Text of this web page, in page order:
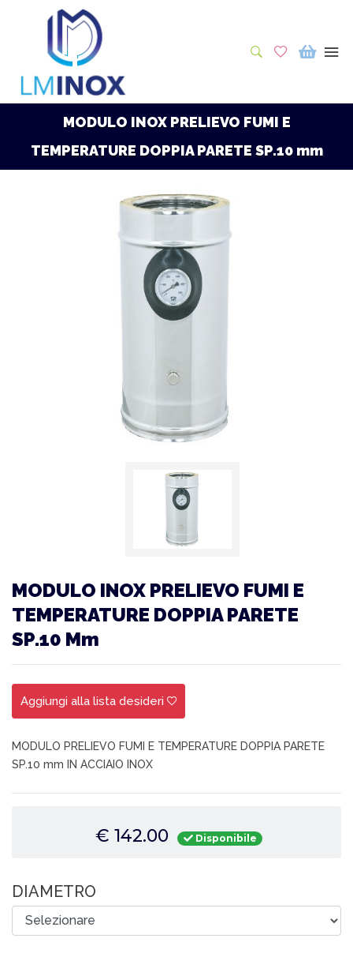
MODULO INOX PRELIEVO FUMI E
TEMPERATURE DOPPIA PARETE SP.10 mm
MODULO INOX PRELIEVO FUMI E
TEMPERATURE DOPPIA PARETE
SP.10 Mm
Aggiungi alla lista desideri
MODULO PRELIEVO FUMI E TEMPERATURE DOPPIA PARETE
SP.10 mm IN ACCIAIO INOX
€ 142.00 Disponibile
DIAMETRO